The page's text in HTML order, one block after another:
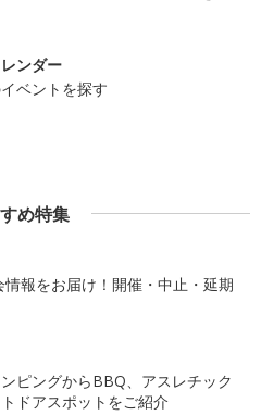
ンダー
ベントを探す
め特集
報をお届け！開催・中止・延期
ピングからBBQ、アスレチック
ドアスポットをご紹介